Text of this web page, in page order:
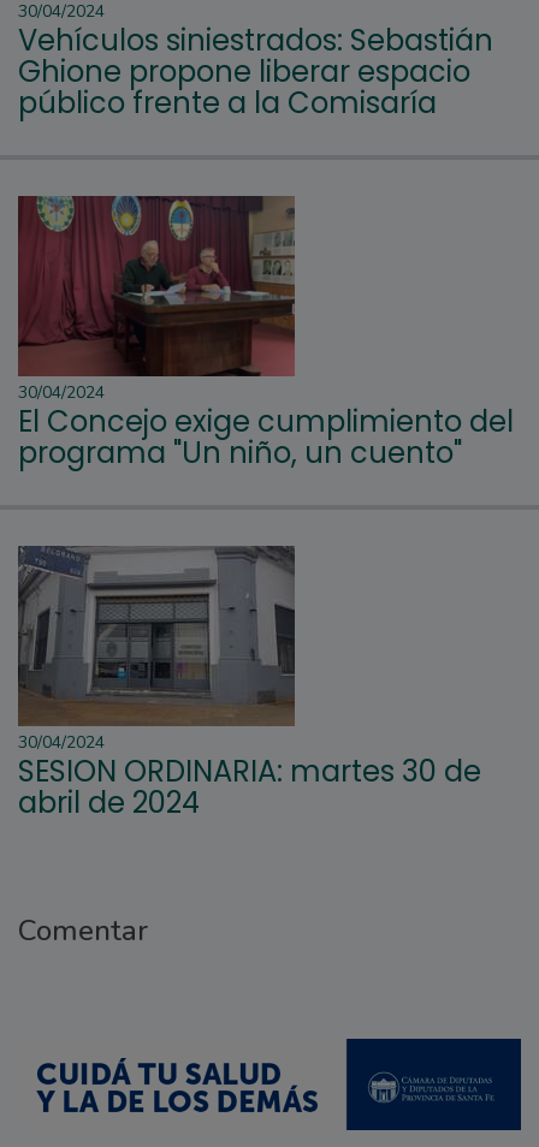
30/04/2024
Vehículos siniestrados: Sebastián
Ghione propone liberar espacio
público frente a la Comisaría
30/04/2024
El Concejo exige cumplimiento del
programa "Un niño, un cuento"
30/04/2024
SESION ORDINARIA: martes 30 de
abril de 2024
Comentar